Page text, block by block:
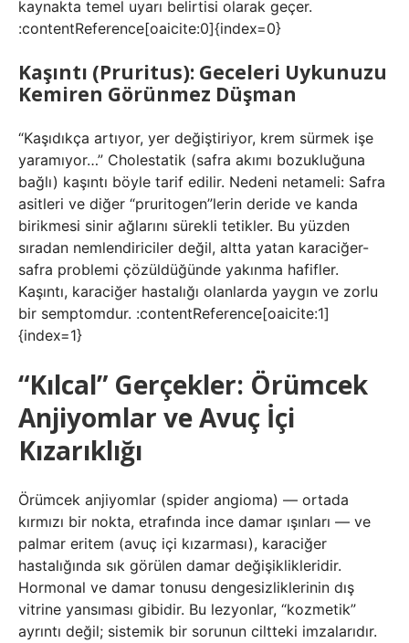
kaynakta temel uyarı belirtisi olarak geçer.
:contentReference[oaicite:0]{index=0}
Kaşıntı (Pruritus): Geceleri Uykunuzu
Kemiren Görünmez Düşman
“Kaşıdıkça artıyor, yer değiştiriyor, krem sürmek işe
yaramıyor…” Cholestatik (safra akımı bozukluğuna
bağlı) kaşıntı böyle tarif edilir. Nedeni netameli: Safra
asitleri ve diğer “pruritogen”lerin deride ve kanda
birikmesi sinir ağlarını sürekli tetikler. Bu yüzden
sıradan nemlendiriciler değil, altta yatan karaciğer-
safra problemi çözüldüğünde yakınma hafifler.
Kaşıntı, karaciğer hastalığı olanlarda yaygın ve zorlu
bir semptomdur. :contentReference[oaicite:1]
{index=1}
“Kılcal” Gerçekler: Örümcek
Anjiyomlar ve Avuç İçi
Kızarıklığı
Örümcek anjiyomlar (spider angioma) — ortada
kırmızı bir nokta, etrafında ince damar ışınları — ve
palmar eritem (avuç içi kızarması), karaciğer
hastalığında sık görülen damar değişiklikleridir.
Hormonal ve damar tonusu dengesizliklerinin dış
vitrine yansıması gibidir. Bu lezyonlar, “kozmetik”
ayrıntı değil; sistemik bir sorunun ciltteki imzalarıdır.